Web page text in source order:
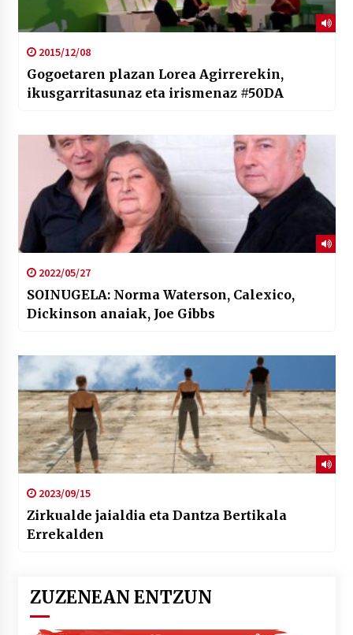
2015/12/08
Gogoetaren plazan Lorea Agirrerekin,
ikusgarritasunaz eta irismenaz #50DA
2022/05/27
SOINUGELA: Norma Waterson, Calexico,
Dickinson anaiak, Joe Gibbs
2023/09/15
Zirkualde jaialdia eta Dantza Bertikala
Errekalden
ZUZENEAN ENTZUN